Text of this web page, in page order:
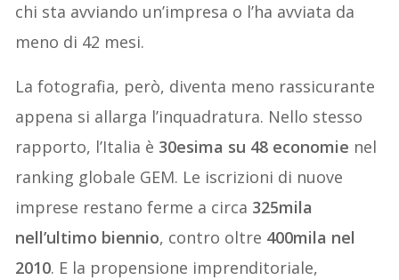
chi sta avviando un’impresa o l’ha avviata da
meno di 42 mesi.
La fotografia, però, diventa meno rassicurante
appena si allarga l’inquadratura. Nello stesso
rapporto, l’Italia è 30esima su 48 economie nel
ranking globale GEM. Le iscrizioni di nuove
imprese restano ferme a circa 325mila
nell’ultimo biennio, contro oltre 400mila nel
2010. E la propensione imprenditoriale,